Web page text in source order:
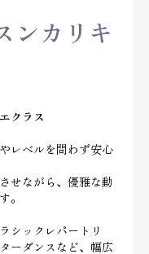
ンカリキ
クラス
レベルを問わず安心
せながら、優雅な動
。
シックレパートリ
ーダンスなど、幅広